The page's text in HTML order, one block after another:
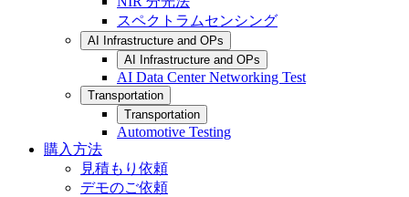
スペクトラムセンシング
AI Infrastructure and OPs
AI Infrastructure and OPs
AI Data Center Networking Test
Transportation
Transportation
Automotive Testing
購入方法
見積もり依頼
デモのご依頼